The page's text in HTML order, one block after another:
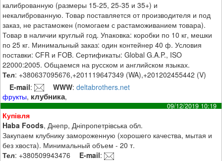
калиброванную (размеры 15-25, 25-35 и 35+) и
некалиброванную. Товар поставляется от производителя и под
заказ, не растаможен (помогаем с растаможиванием товара).
Товар в наличии круглый год. Упаковка: коробки по 10 кг, мешки
по 25 кг. Минимальный заказ: один контейнер 40 ф. Условия
поставки: CFR и FOB. Сертификаты: Global G.A.P., ISO
22000:2005. Общаемся на русском и английском языках.
Тел: +380637095676,+201119647349 (WA),+201202455442 (V)
E-mail: WWW:deltabrothers.net
фрукты, клубника,
09/12/2019 10:19
Купівля
Haba Foods, Днепр, Дніпропетрівська обл.
Закупаем клубнику замороженную (хорошего качества, мытая и
без хвоста). Минимальный объем - 20 т.
Тел: +380509943476 E-mail: